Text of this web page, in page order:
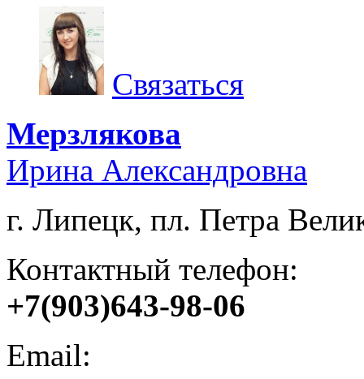
Связаться
Мерзлякова
Ирина Александровна
г. Липецк, пл. Петра
Контактный телефон:
+7(903)643-98-06
Email: